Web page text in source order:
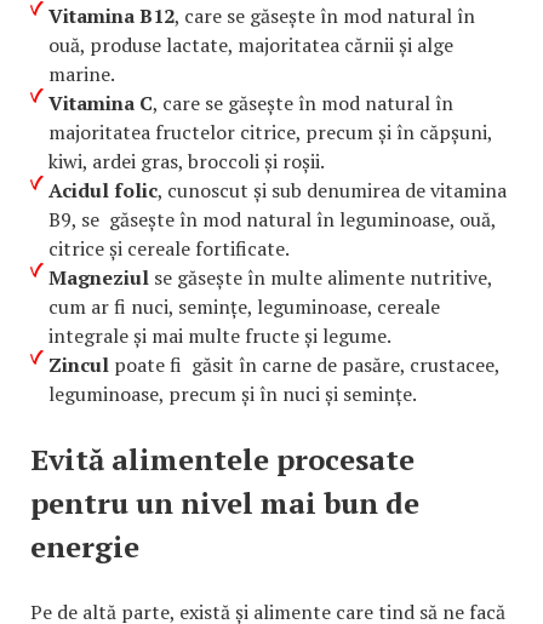
Vitamina B12, care se găsește în mod natural în
ouă, produse lactate, majoritatea cărnii și alge
marine.
Vitamina C, care se găsește în mod natural în
majoritatea fructelor citrice, precum și în căpșuni,
kiwi, ardei gras, broccoli și roșii.
Acidul folic, cunoscut și sub denumirea de vitamina
B9, se găsește în mod natural în leguminoase, ouă,
citrice și cereale fortificate.
Magneziul se găsește în multe alimente nutritive,
cum ar fi nuci, semințe, leguminoase, cereale
integrale și mai multe fructe și legume.
Zincul poate fi găsit în carne de pasăre, crustacee,
leguminoase, precum și în nuci și semințe.
Evită alimentele procesate
pentru un nivel mai bun de
energie
Pe de altă parte, există și alimente care tind să ne facă